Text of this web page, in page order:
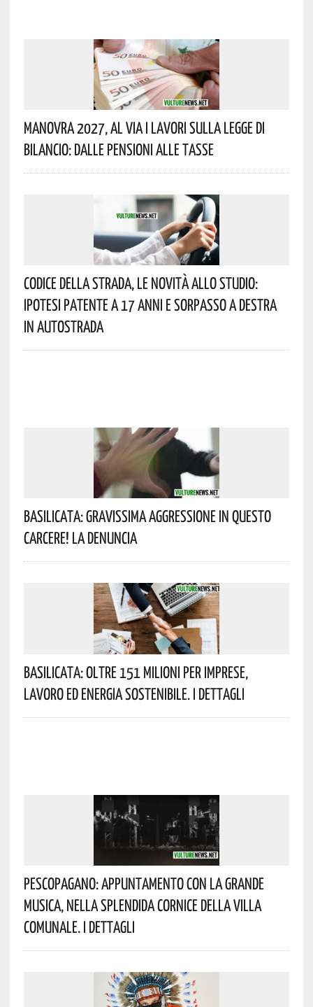
Manovra 2027, Al Via I Lavori Sulla Legge Di
Bilancio: Dalle Pensioni Alle Tasse
Codice Della Strada, Le Novità Allo Studio:
Ipotesi Patente A 17 Anni E Sorpasso A Destra
In Autostrada
Basilicata: Gravissima Aggressione In Questo
Carcere! La Denuncia
Basilicata: Oltre 151 Milioni Per Imprese,
Lavoro Ed Energia Sostenibile. I Dettagli
Pescopagano: Appuntamento Con La Grande
Musica, Nella Splendida Cornice Della Villa
Comunale. I Dettagli